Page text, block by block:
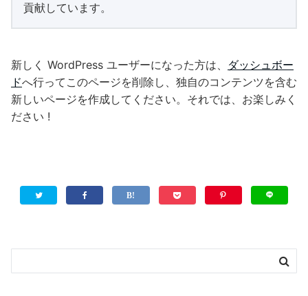
貢献しています。
新しく WordPress ユーザーになった方は、 ダッシュボー
ドへ行ってこのページを削除し、独自のコンテンツを含む
新しいページを作成してください。それでは、お楽しみく
ださい !